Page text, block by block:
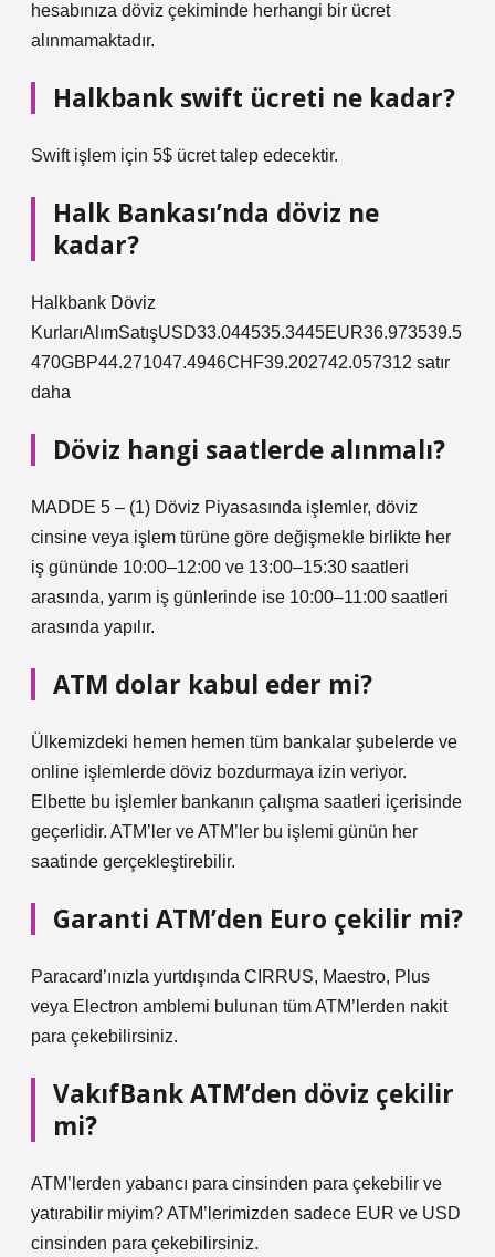
hesabınıza döviz çekiminde herhangi bir ücret
alınmamaktadır.
Halkbank swift ücreti ne kadar?
Swift işlem için 5$ ücret talep edecektir.
Halk Bankası’nda döviz ne
kadar?
Halkbank Döviz
KurlarıAlımSatışUSD33.044535.3445EUR36.973539.5
470GBP44.271047.4946CHF39.202742.057312 satır
daha
Döviz hangi saatlerde alınmalı?
MADDE 5 – (1) Döviz Piyasasında işlemler, döviz
cinsine veya işlem türüne göre değişmekle birlikte her
iş gününde 10:00–12:00 ve 13:00–15:30 saatleri
arasında, yarım iş günlerinde ise 10:00–11:00 saatleri
arasında yapılır.
ATM dolar kabul eder mi?
Ülkemizdeki hemen hemen tüm bankalar şubelerde ve
online işlemlerde döviz bozdurmaya izin veriyor.
Elbette bu işlemler bankanın çalışma saatleri içerisinde
geçerlidir. ATM’ler ve ATM’ler bu işlemi günün her
saatinde gerçekleştirebilir.
Garanti ATM’den Euro çekilir mi?
Paracard’ınızla yurtdışında CIRRUS, Maestro, Plus
veya Electron amblemi bulunan tüm ATM’lerden nakit
para çekebilirsiniz.
VakıfBank ATM’den döviz çekilir
mi?
ATM’lerden yabancı para cinsinden para çekebilir ve
yatırabilir miyim? ATM’lerimizden sadece EUR ve USD
cinsinden para çekebilirsiniz.